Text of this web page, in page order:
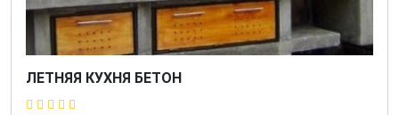
ЛЕТНЯЯ КУХНЯ БЕТОН